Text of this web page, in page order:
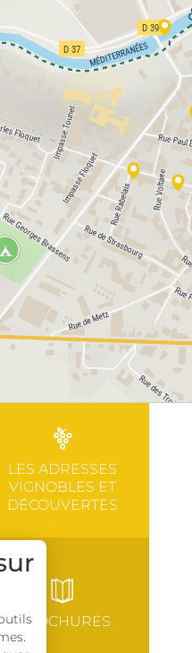
LES ADRESSES
VIGNOBLES ET
DÉCOUVERTES
BROCHURES